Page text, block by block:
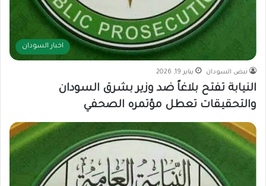
اخبار السودان
نبض السودان يناير 19, 2026
النيابة تفتح بلاغاً ضد وزير بشرق السودان
والتحقيقات تعطل مؤتمره الصحفي